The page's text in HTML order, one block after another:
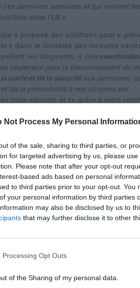
Not Process My Personal
of the sale, sharing to third parties, or
for targeted advertising by us, please
Please note that after your opt-out
based ads based on personal
to third parties prior to your opt-out. You
your personal information by third parties
may also be disclosed by us to
that may further disclose it to other
Processing Opt Outs
of the Sharing of my personal data.
ces dernières semaines et qui rendent les
dans l’UE».
a proposé des solutions pour «
» dans le contexte des mesures
les dirigeants. « Une
seulement pour le fonctionnement du
la clarté et de la sécuritéaux personnes
et de la prévisibilité à nos citoyens est
toute sécurité, et ce grâce à notre
et qui a fait ses preuves. Avec
été déployé dans toute l’UE et à
véritable réussite européenne qui est
@ECTAAEuropereiterates the call
a stable, coherent
travel & tourism!
25, 2022
des maladies (ECDC)publie
à jour la méthodologie
positifs de la vaccination contre la
est désormais la rège : « les